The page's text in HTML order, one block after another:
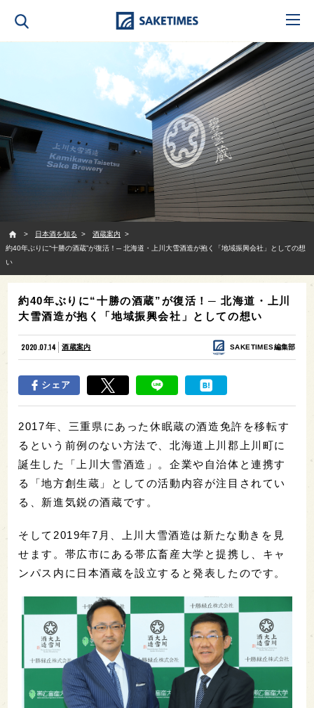
日本酒を知る
酒蔵案内
約40年ぶりに“十勝の酒蔵”が復活！─ 北海道・上川大雪酒造が抱く「地域振興会社」としての想
い
約40年ぶりに“十勝の酒蔵”が復活！─ 北海道・上川
大雪酒造が抱く「地域振興会社」としての想い
2020.07.14 酒蔵案内 SAKETIMES編集部
シェア
2017年、三重県にあった休眠蔵の酒造免許を移転す
るという前例のない方法で、北海道上川郡上川町に
誕生した「上川大雪酒造」。企業や自治体と連携す
る「地方創生蔵」としての活動内容が注目されてい
る、新進気鋭の酒蔵です。
そして2019年7月、上川大雪酒造は新たな動きを見
せます。帯広市にある帯広畜産大学と提携し、キャ
ンパス内に日本酒蔵を設立すると発表したのです。